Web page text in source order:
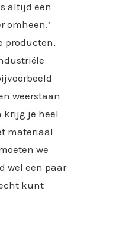
altijd een
omheen.’
producten,
weerstaan
krijg je heel
materiaal
we
wel een paar
kunt